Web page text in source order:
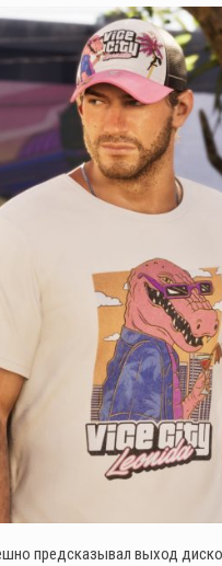
предсказывал выход